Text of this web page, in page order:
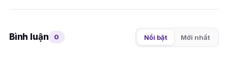
Bình luận 0 Nổi bật Mới nhất